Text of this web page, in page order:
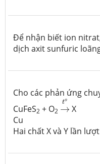
Để nhận biết ion
dịch axit sunfuric
Cho các phản ứng
CuFeS2 + O2
to
→
→to
X
Cu
Hai chất X và Y lần